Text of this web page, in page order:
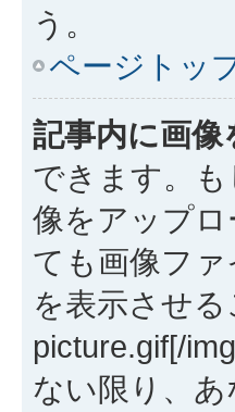
う。
ページトッ
記事内に画
できます。
像をアップ
ても画像フ
を表示させ
picture.gif[/
ない限り、